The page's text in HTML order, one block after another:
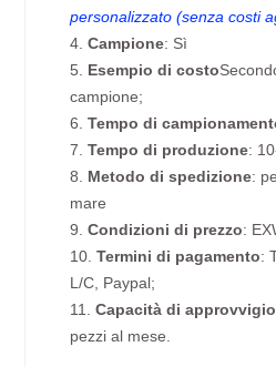
personalizzato (senza costi
4.Campione: Sì
5. Esempio di costo
campione;
6.Tempo di
7.Tempo di produzione:
8. Metodo di spedizione:
mare
9.Condizioni di prezzo:
10.Termini di pagamento:
L/C, Paypal;
11.Capacità di
pezzi al mese.